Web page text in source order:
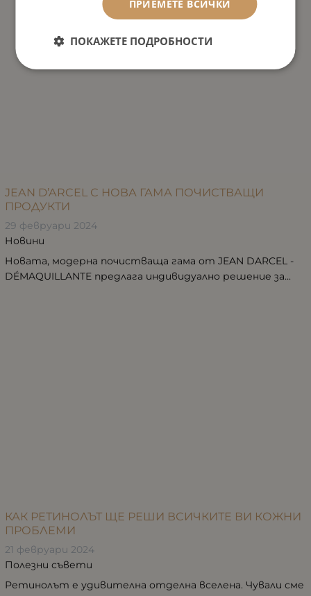
JEAN D’ARCEL С НОВА ГАМА ПОЧИСТВАЩИ
ПРОДУКТИ
29 февруари 2024
Новини
Новата, модерна почистваща гама от JEAN DARCEL -
DÉMAQUILLANTE предлага индивидуално решение за...
КАК РЕТИНОЛЪТ ЩЕ РЕШИ ВСИЧКИТЕ ВИ КОЖНИ
ПРОБЛЕМИ
21 февруари 2024
Полезни съвети
Ретинолът е удивителна отделна вселена. Чували сме
ПРИЕМЕТЕ ВСИЧКИ
ПОКАЖЕТЕ ПОДРОБНОСТИ